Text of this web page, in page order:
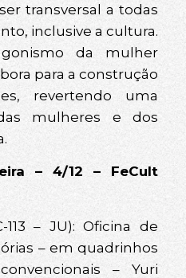
transversal a todas
inclusive a cultura.
da mulher
para a construção
revertendo uma
mulheres e dos
– 4/12 – FeCult
– JU): Oficina de
– em quadrinhos
– Yuri